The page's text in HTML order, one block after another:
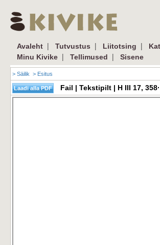
Avaleht | Tutvustus | Liitotsing |
Minu Kivike | Tellimused | Sisene
> Säilik > Esitus
Fail | Tekstipilt | H III 17,